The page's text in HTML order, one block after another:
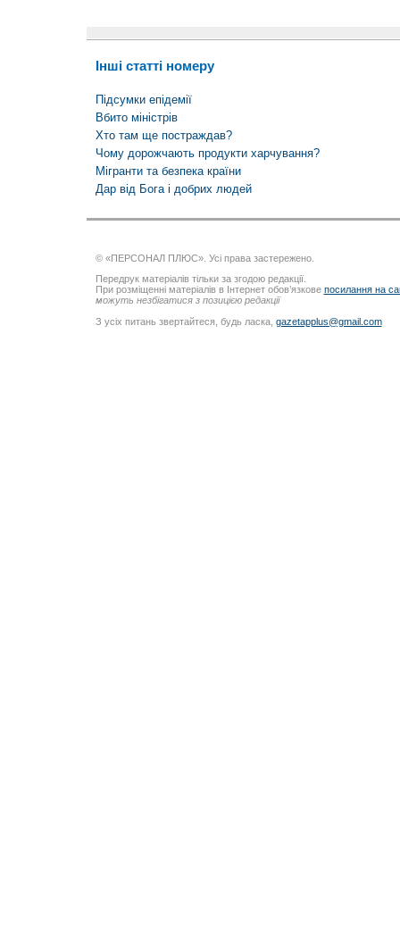
Інші статті номеру
Підсумки епідемії
Вбито міністрів
Хто там ще постраждав?
Чому дорожчають продукти харчування?
Мігранти та безпека країни
Дар від Бога і добрих людей
© «ПЕРСОНАЛ ПЛЮС». Усі права застережено.
Передрук матеріалів тільки за згодою редакції.
При розміщенні матеріалів в Інтернет обов’язкове посилання на
можуть незбігатися з позицією редакції
З усіх питань звертайтеся, будь ласка, gazetapplus@gmail.com